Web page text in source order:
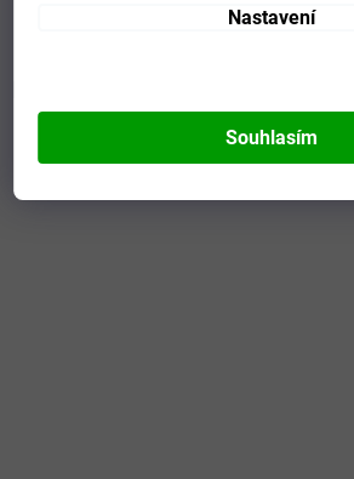
Nastavení
Souhlasím